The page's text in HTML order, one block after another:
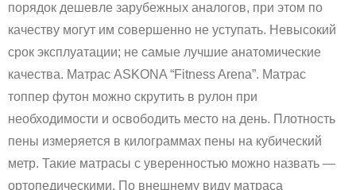
порядок дешевле зарубежных аналогов, при этом по
качеству могут им совершенно не уступать. Невысокий
срок эксплуатации; не самые лучшие анатомические
качества. Матрас ASKONA “Fitness Arena”. Матрас
топпер футон можно скрутить в рулон при
необходимости и освободить место на день. Плотность
пены измеряется в килограммах пены на кубический
метр. Такие матрасы с уверенностью можно назвать —
ортопедическими. По внешнему виду матраса